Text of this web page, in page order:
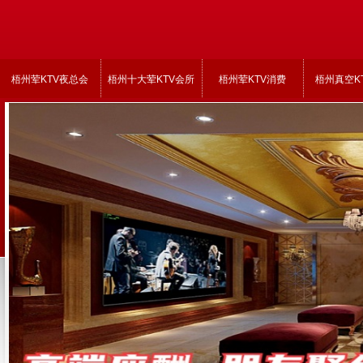
梧州荤KTV夜总会 梧州十大荤KTV会所 梧州荤KTV消费 梧州真空